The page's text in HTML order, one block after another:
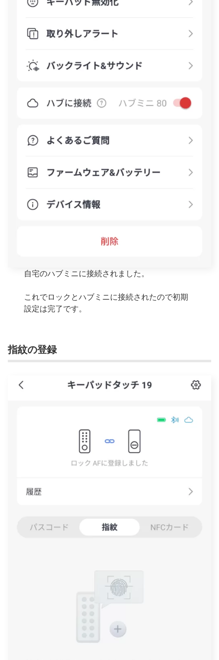
自宅のハブミニに接続されました。
これでロックとハブミニに接続されたので初期
設定は完了です。
指紋の登録